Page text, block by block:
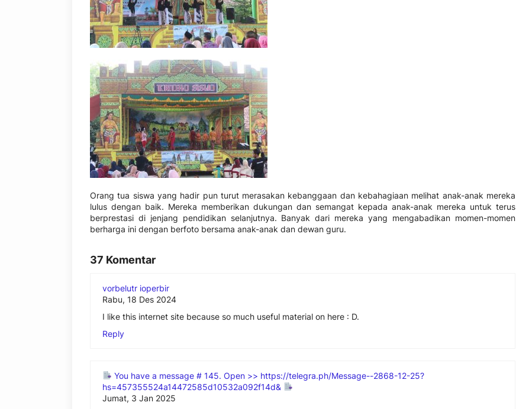
Orang tua siswa yang hadir pun turut merasakan kebanggaan dan kebahagiaan melihat anak-anak mereka
lulus dengan baik. Mereka memberikan dukungan dan semangat kepada anak-anak mereka untuk terus
berprestasi di jenjang pendidikan selanjutnya. Banyak dari mereka yang mengabadikan momen-momen
berharga ini dengan berfoto bersama anak-anak dan dewan guru.
37 Komentar
vorbelutr ioperbir
Rabu, 18 Des 2024
I like this internet site because so much useful material on here : D.
Reply
You have a message # 145. Open >> https://telegra.ph/Message--2868-12-25?
hs=457355524a14472585d10532a092f14d&
Jumat, 3 Jan 2025